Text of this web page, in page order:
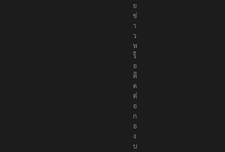
ม
า
ย
ข่
า
ว
ห
รื
อ
ติ
ด
ต่
อ
ก
อ